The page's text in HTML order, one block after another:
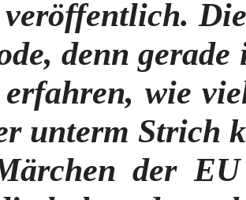
denn
wie
unterm Strich
der